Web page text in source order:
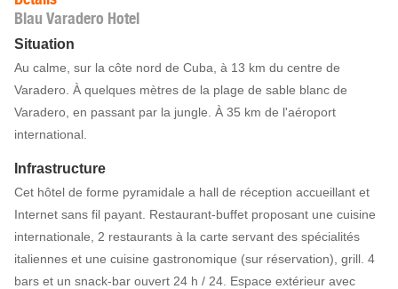
Blau Varadero Hotel
Situation
Au calme, sur la côte nord de Cuba, à 13 km du centre de
Varadero. À quelques mètres de la plage de sable blanc de
Varadero, en passant par la jungle. À 35 km de l'aéroport
international.
Infrastructure
Cet hôtel de forme pyramidale a hall de réception accueillant et
Internet sans fil payant. Restaurant-buffet proposant une cuisine
internationale, 2 restaurants à la carte servant des spécialités
italiennes et une cuisine gastronomique (sur réservation), grill. 4
bars et un snack-bar ouvert 24 h / 24. Espace extérieur avec